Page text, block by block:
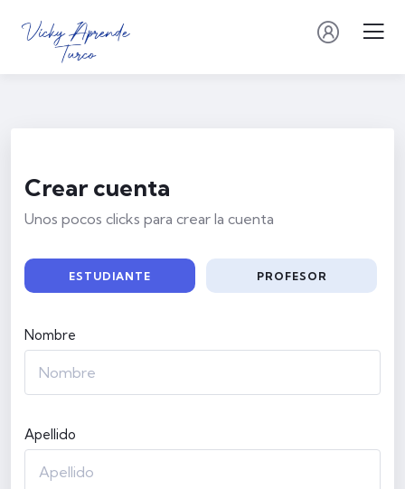
Crear cuenta
Unos pocos clicks para crear la cuenta
ESTUDIANTE PROFESOR
Nombre
Apellido